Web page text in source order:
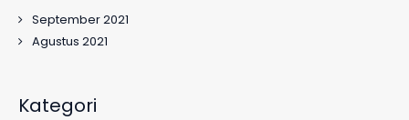
September 2021
Agustus 2021
Kategori